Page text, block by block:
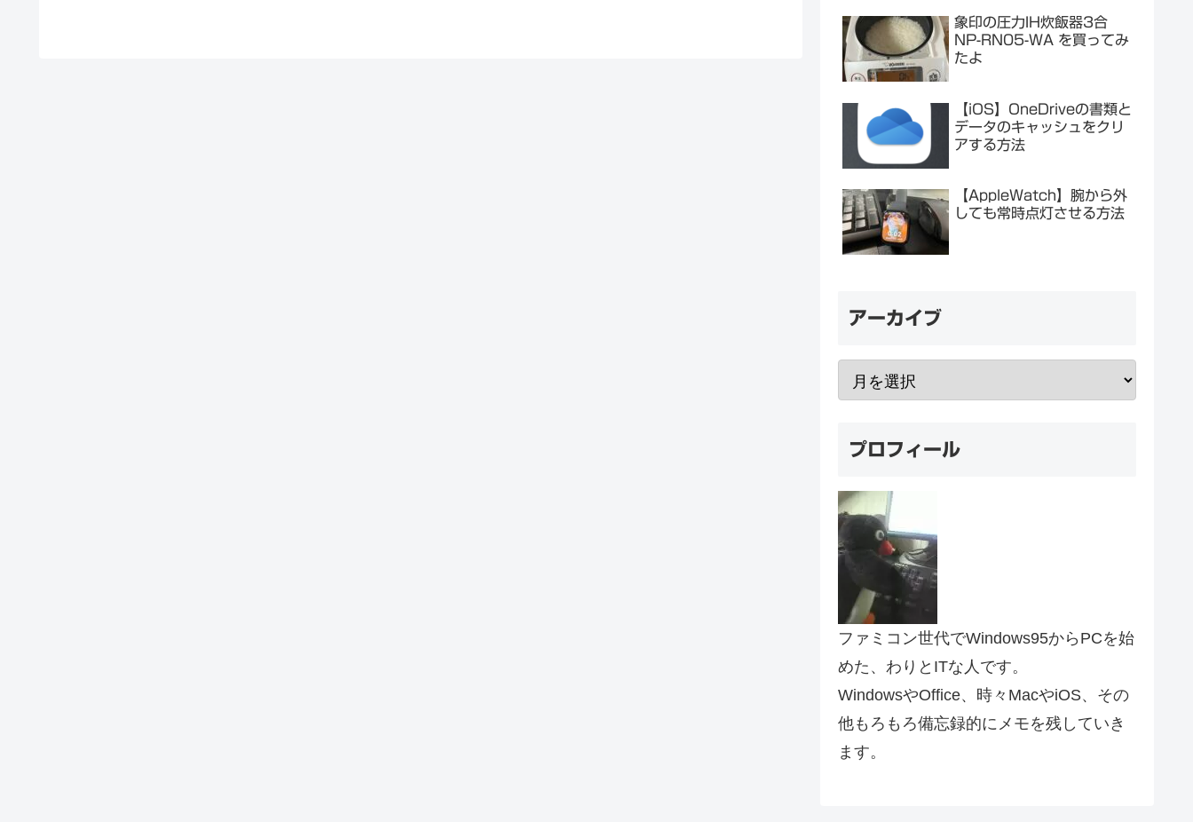
象印の圧力IH炊飯器3合
NP-RN05-WA を買ってみ
たよ
【iOS】OneDriveの書類と
データのキャッシュをクリ
アする方法
【AppleWatch】腕から外
しても常時点灯させる方法
アーカイブ
プロフィール
ファミコン世代でWindows95からPCを始
めた、わりとITな人です。
WindowsやOffice、時々MacやiOS、その
他もろもろ備忘録的にメモを残していき
ます。